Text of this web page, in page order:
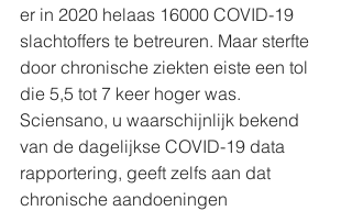
er in 2020 helaas 16000 COVID-19
slachtoffers te betreuren. Maar sterfte
door chronische ziekten eiste een tol
die 5,5 tot 7 keer hoger was.
Sciensano, u waarschijnlijk bekend
van de dagelijkse COVID-19 data
rapportering, geeft zelfs aan dat
chronische aandoeningen